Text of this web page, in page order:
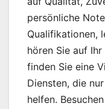
persönliche
Qualifikationen,
hören Sie auf
finden Sie eine
Diensten, die
helfen.